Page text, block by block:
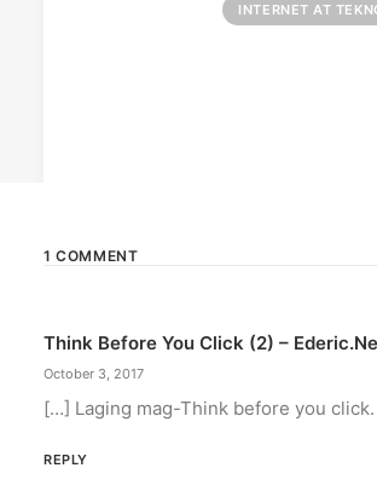
INTERNET AT
Converge boosts speeds
crisis
The increase has no additional cost to
1 COMMENT
Think Before You Click (2) –
October 3, 2017
[…] Laging mag-Think before you
REPLY